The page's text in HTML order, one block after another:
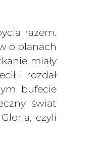
razem.
o planach
miały
i rozdał
bufecie
świat
czyli